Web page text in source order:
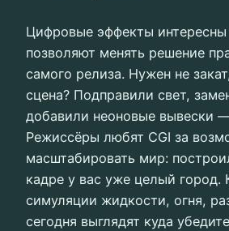
Цифровые эффекты интересны
позволяют менять решение
самого релиза. Нужен не
сцена? Подправили свет,
добавили неоновые вывески
Режиссёры любят CGI за
масштабировать мир:
кадре у вас уже целый город.
симуляции жидкости, огня,
сегодня выглядят куда